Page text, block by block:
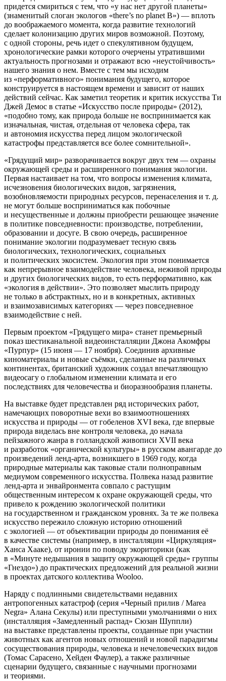
придется смириться с тем, что «у нас нет другой планеты»
(знаменитый слоган экологов «there’s no planet B») — вплоть
до воображаемого момента, когда развитие технологий
сделает колонизацию других миров возможной. Поэтому,
с одной стороны, речь идет о спекулятивном будущем,
хронологические рамки которого очерчены утратившими
актуальность прогнозами и отражают всю «неустойчивость»
нашего знания о нем. Вместе с тем мы исходим
из «перформативного» понимания будущего, которое
конструируется в настоящем времени и зависит от наших
действий сейчас. Как заметил теоретик и критик искусства Ти
Джей Демос в статье «Искусство после природы» (2012),
«подобно тому, как природа больше не воспринимается как
изначальная, чистая, отдельная от человека сфера, так
и автономия искусства перед лицом экологической
катастрофы представляется все более сомнительной».
«Грядущий мир» разворачивается вокруг двух тем — охраны
окружающей среды и расширенного понимания экологии.
Первая настаивает на том, что вопросы изменения климата,
исчезновения биологических видов, загрязнения,
возобновляемости природных ресурсов, перенаселения и т. д.
не могут больше восприниматься как побочные
и несущественные и должны приобрести решающее значение
в политике повседневности: производстве, потреблении,
образовании и досуге. В свою очередь, расширенное
понимание экологии подразумевает тесную связь
биологических, технологических, социальных
и политических экосистем. Экология при этом понимается
как непрерывное взаимодействие человека, неживой природы
и других биологических видов, то есть перформативно, как
«экология в действии». Это позволяет мыслить природу
не только в абстрактных, но и в конкретных, активных
и взаимозависимых категориях — через повседневное
взаимодействие с ней.
Первым проектом «Грядущего мира» станет премьерный
показ шестиканальной видеоинсталляции Джона Акомфры
«Пурпур» (15 июня — 17 ноября). Соединив архивные
киноматериалы и новые съёмки, сделанные на различных
континентах, британский художник создал впечатляющую
видеосагу о глобальном изменении климата и его
последствиях для человечества и биоразнообразия планеты.
На выставке будет представлен ряд исторических работ,
намечающих поворотные вехи во взаимоотношениях
искусства и природы — от гобеленов XVI века, где впервые
природа виделась вне контроля человека, до начала
пейзажного жанра в голландской живописи XVII века
и разработок «органической культуры» в русском авангарде до
произведений ленд-арта, возникшего в 1969 году, когда
природные материалы как таковые стали полноправным
медиумом современного искусства. Полвека назад развитие
ленд-арта и энвайронмента совпало с растущим
общественным интересом к охране окружающей среды, что
привело к рождению экологической политики
на государственном и гражданском уровнях. За те же полвека
искусство пережило сложную историю отношений
с экологией — от объективации природы до понимания её
в качестве системы (например, в инсталляции «Циркуляция»
Ханса Хааке), от иронии по поводу экориторики (как
в «Минуте недышания в защиту окружающей среды» группы
«Гнездо») до практических предложений для реальной жизни
в проектах датского коллектива Wooloo.
Наряду с подлинными свидетельствами недавних
антропогенных катастроф (серия «Черный прилив / Marea
Negra» Алана Секулы) или преступными умолчаниями о них
(инсталляция «Замедленный распад» Сюзан Шуппли)
на выставке представлены проекты, созданные при участии
животных как агентов новых отношений и новой парадигмы
сосуществования природы, человека и нечеловеческих видов
(Томас Сарасено, Хейден Фаулер), а также различные
сценарии будущего, связанные с научными прогнозами
и теориями.